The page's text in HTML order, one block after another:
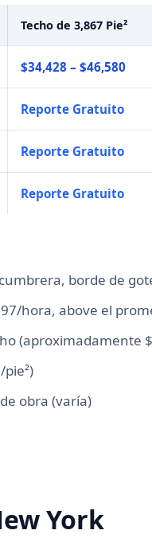
Techo de 3,867 Pie²
$34,428 – $46,580
Reporte Gratuito
Reporte Gratuito
Reporte Gratuito
borde de
hora, above el
(aproximadamente
obra (varía)
York